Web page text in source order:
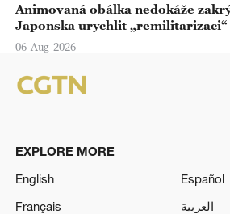
Animovaná obálka nedokáže
Japonska urychlit „remilitarizaci“
06-Aug-2026
EXPLORE MORE
English
Español
Français
العربية